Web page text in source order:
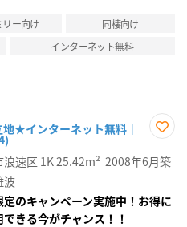
リー向け
同棲向け
インターネット無料
★インターネット無料｜
に入
り登
浪速区 1K25.42m² 2008年6月築
波
定のキャンペーン実施中！お得に
できる今がチャンス！！